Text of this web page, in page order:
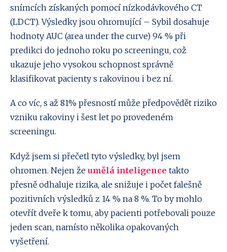
snímcích získaných pomocí nízkodávkového CT
(LDCT). Výsledky jsou ohromující – Sybil dosahuje
hodnoty AUC (area under the curve) 94 % při
predikci do jednoho roku po screeningu, což
ukazuje jeho vysokou schopnost správně
klasifikovat pacienty s rakovinou i bez ní.
A co víc, s až 81% přesností může předpovědět riziko
vzniku rakoviny i šest let po provedeném
screeningu.
Když jsem si přečetl tyto výsledky, byl jsem
ohromen. Nejen že umělá inteligence takto
přesně odhaluje rizika, ale snižuje i počet falešně
pozitivních výsledků z 14 % na 8 %. To by mohlo
otevřít dveře k tomu, aby pacienti potřebovali pouze
jeden scan, namísto několika opakovaných
vyšetření.